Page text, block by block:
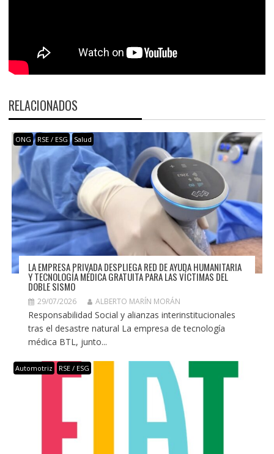
RELACIONADOS
ONG RSE / ESG Salud
LA EMPRESA PRIVADA DESPLIEGA RED DE AYUDA HUMANITARIA
Y TECNOLOGÍA MÉDICA GRATUITA PARA LAS VÍCTIMAS DEL
DOBLE SISMO
29/07/2026 ALBERTO MARÍN MORÁN
Responsabilidad Social y alianzas interinstitucionales
tras el desastre natural La empresa de tecnología
médica BTL, junto...
Automotriz RSE / ESG